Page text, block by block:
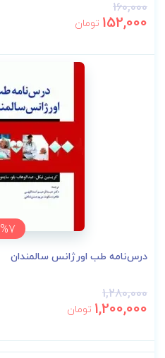
160,000
152,000 تومان
%7
درس‌نامه طب اورژانس سالمندان
1,280,000
1,200,000 تومان